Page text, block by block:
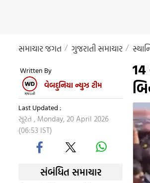
સમાચાર જગત ગુજરાતી સમાચાર
Written By
વેબદુનિયા ન્યુઝ ટીમ
Last Updated :
સૂરત , Monday, 20 April 2026
(06:53 IST)
સંબંધિત સમાચાર